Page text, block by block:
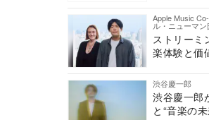
Apple Music
ル・ニューマ
ストリーミ
楽体験と価
渋谷慶一郎
渋谷慶一郎
と“音楽の